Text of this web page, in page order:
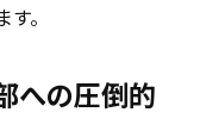
。
への圧倒的